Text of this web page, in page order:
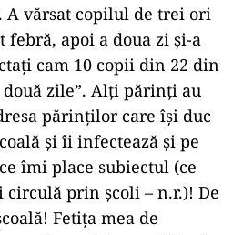
A vărsat copilul de trei ori
febră, apoi a doua zi și-a
cam 10 copii din 22 din
zile”. Alți părinți au
părinților care își duc
și îi infectează și pe
îmi place subiectul (ce
prin școli – n.r.)! De
Fetița mea de